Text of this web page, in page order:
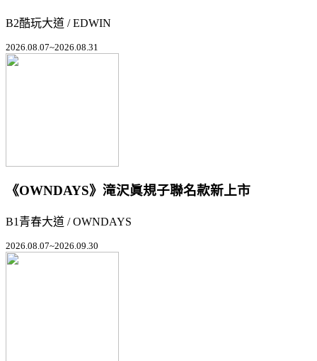
B2酷玩大道 / EDWIN
2026.08.07~2026.08.31
《OWNDAYS》滝沢眞規子聯名款新上市
B1青春大道 / OWNDAYS
2026.08.07~2026.09.30